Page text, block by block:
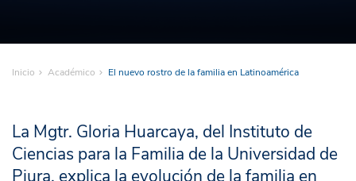
Inicio Académico El nuevo rostro de la familia en Latinoamérica
La Mgtr. Gloria Huarcaya, del Instituto de
Ciencias para la Familia de la Universidad de
Piura, explica la evolución de la familia en